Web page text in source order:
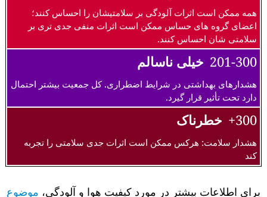
همه ممکن است اثرات آلودگی بر سلامتیشان را احساس کنند؛
اعضای گروه های حساس ممکن است اثرات منفی جدی تری بر
سلامتی شان احساس کنند.
201-300 خیلی ناسالم
هشدارهای بهداشتی در شرایط اضطراری. کل جمعیت بیشتر احتمال
دارد تحت تأثیر قرار گیرد.
300+ خطرناک
هشدار سلامت: هرکس ممکن است اثرات جدی سلامتی را تجربه
کند
برای اطلاعات بیشتر در مورد کیفیت هوا و آلودگی، موضوع